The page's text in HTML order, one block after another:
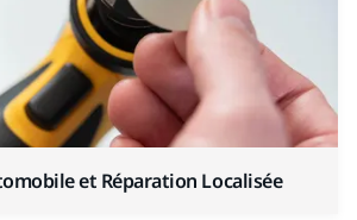
et Réparation Localisée